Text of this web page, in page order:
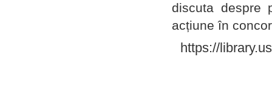
discuta despre
acțiune în
https://